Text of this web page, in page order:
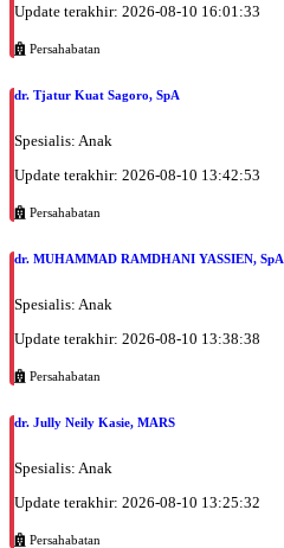
Update terakhir: 2026-08-10 16:01:33
Persahabatan
dr. Tjatur Kuat Sagoro, SpA
Spesialis: Anak
Update terakhir: 2026-08-10 13:42:53
Persahabatan
dr. MUHAMMAD RAMDHANI YASSIEN, SpA
Spesialis: Anak
Update terakhir: 2026-08-10 13:38:38
Persahabatan
dr. Jully Neily Kasie, MARS
Spesialis: Anak
Update terakhir: 2026-08-10 13:25:32
Persahabatan